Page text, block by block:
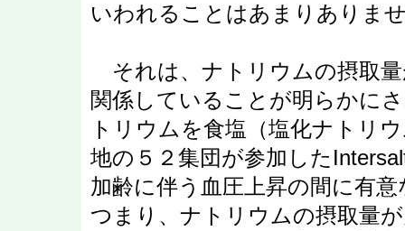
いわれることはあまりありま
それは、ナトリウムの摂取
関係していることが明らかに
トリウムを食塩（塩化ナトリ
地の５２集団が参加した
加齢に伴う血圧上昇の間に有
つまり、ナトリウムの摂取量